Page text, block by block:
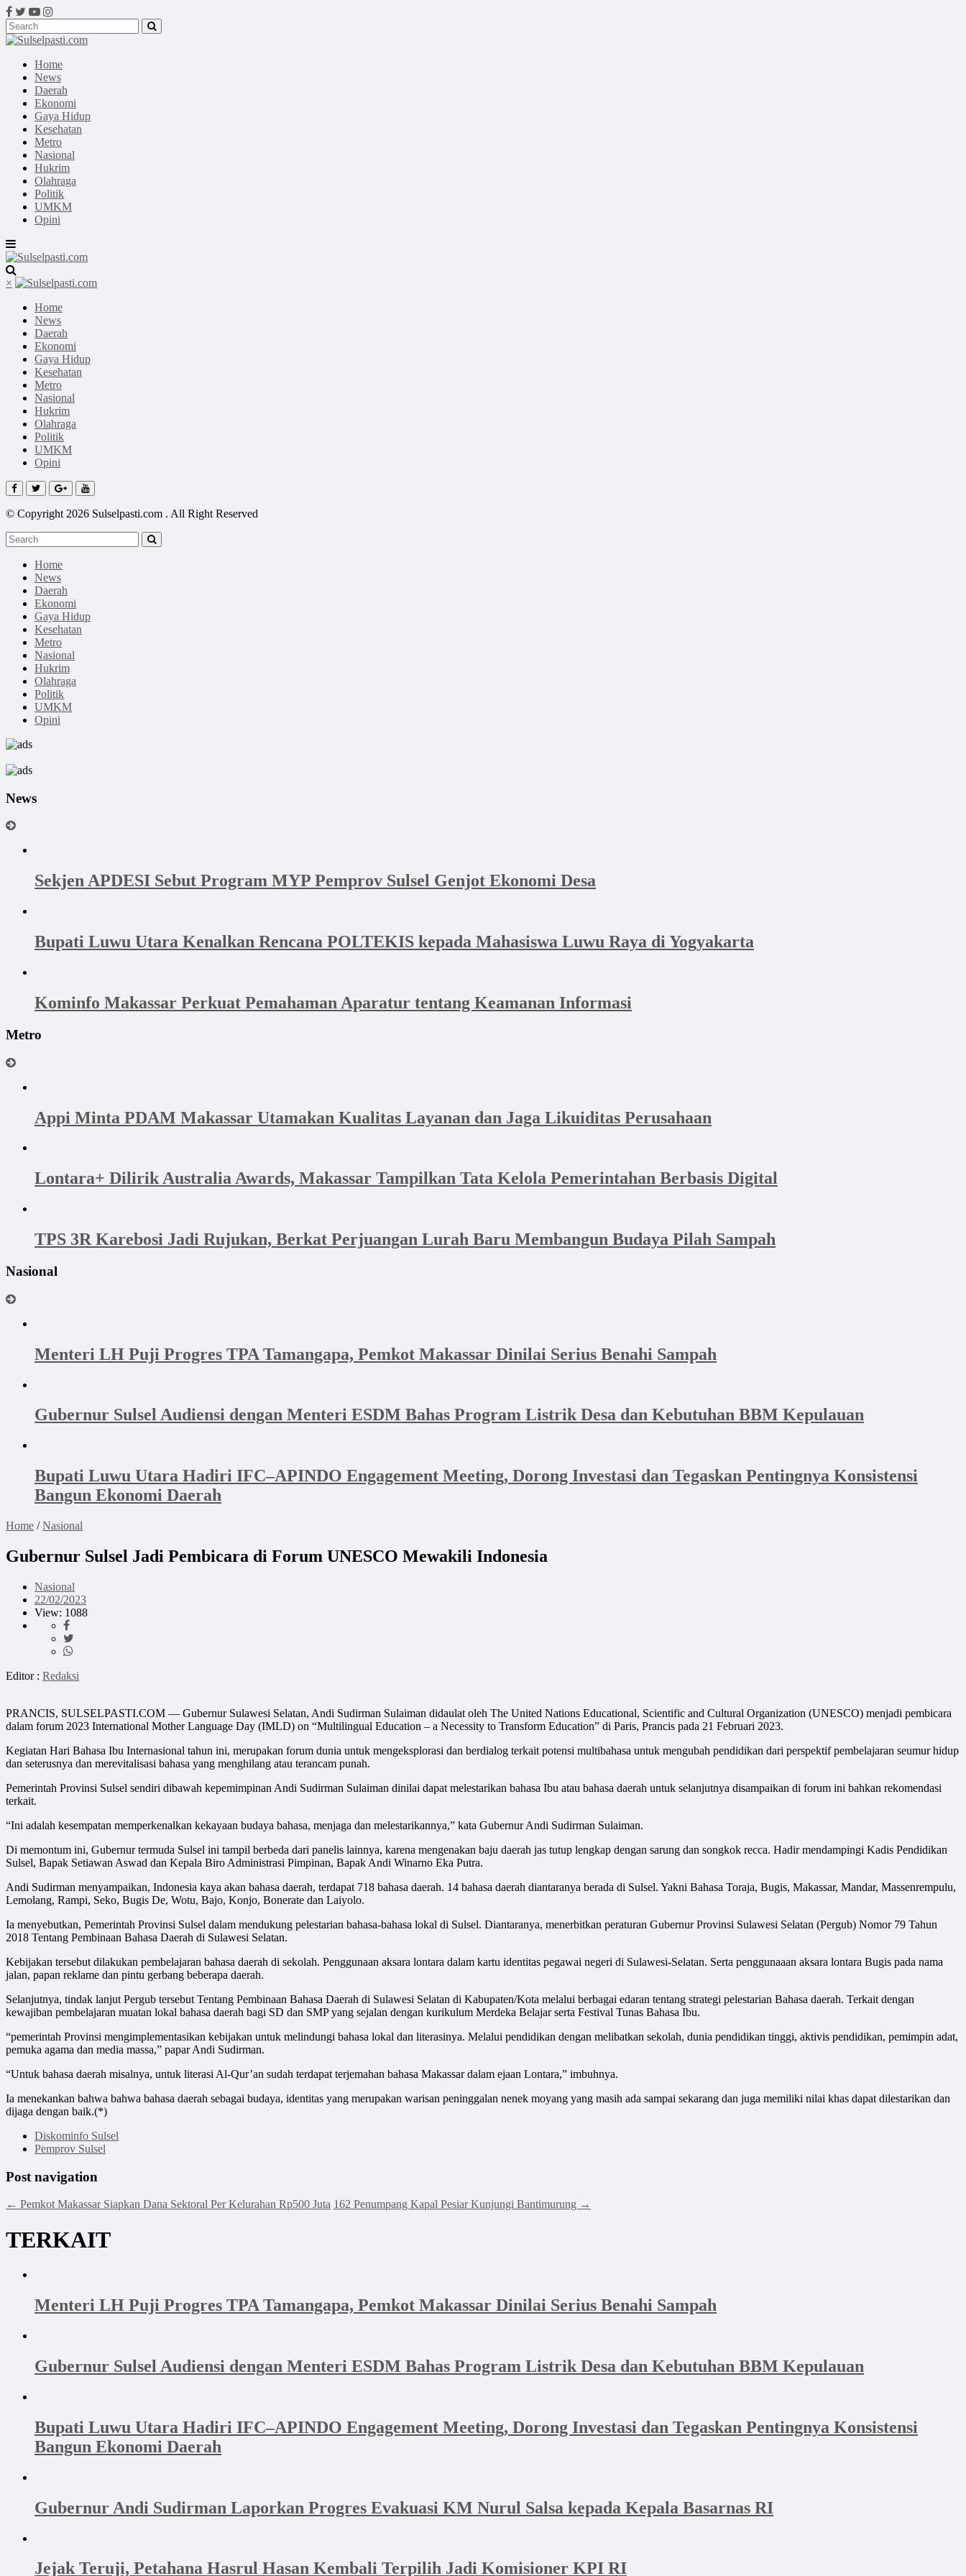
Home
News
Daerah
Ekonomi
Gaya Hidup
Kesehatan
Metro
Nasional
Hukrim
Olahraga
Politik
UMKM
Opini
×
Home
News
Daerah
Ekonomi
Gaya Hidup
Kesehatan
Metro
Nasional
Hukrim
Olahraga
Politik
UMKM
Opini
© Copyright 2026 Sulselpasti.com . All Right Reserved
Home
News
Daerah
Ekonomi
Gaya Hidup
Kesehatan
Metro
Nasional
Hukrim
Olahraga
Politik
UMKM
Opini
News
Sekjen APDESI Sebut Program MYP Pemprov Sulsel Genjot Ekonomi Desa
Bupati Luwu Utara Kenalkan Rencana POLTEKIS kepada Mahasiswa Luwu Raya di Yogyakarta
Kominfo Makassar Perkuat Pemahaman Aparatur tentang Keamanan Informasi
Metro
Appi Minta PDAM Makassar Utamakan Kualitas Layanan dan Jaga Likuiditas Perusahaan
Lontara+ Dilirik Australia Awards, Makassar Tampilkan Tata Kelola Pemerintahan Berbasis Digital
TPS 3R Karebosi Jadi Rujukan, Berkat Perjuangan Lurah Baru Membangun Budaya Pilah Sampah
Nasional
Menteri LH Puji Progres TPA Tamangapa, Pemkot Makassar Dinilai Serius Benahi Sampah
Gubernur Sulsel Audiensi dengan Menteri ESDM Bahas Program Listrik Desa dan Kebutuhan BBM Kepulauan
Bupati Luwu Utara Hadiri IFC–APINDO Engagement Meeting, Dorong Investasi dan Tegaskan Pentingnya Konsistensi
Bangun Ekonomi Daerah
Home /Nasional
Gubernur Sulsel Jadi Pembicara di Forum UNESCO Mewakili Indonesia
Nasional
22/02/2023
View: 1088
Editor : Redaksi
PRANCIS, SULSELPASTI.COM — Gubernur Sulawesi Selatan, Andi Sudirman Sulaiman didaulat oleh The United Nations Educational, Scientific and Cultural Organization (UNESCO) menjadi pembicara
dalam forum 2023 International Mother Language Day (IMLD) on “Multilingual Education – a Necessity to Transform Education” di Paris, Prancis pada 21 Februari 2023.
Kegiatan Hari Bahasa Ibu Internasional tahun ini, merupakan forum dunia untuk mengeksplorasi dan berdialog terkait potensi multibahasa untuk mengubah pendidikan dari perspektif pembelajaran seumur hidup
dan seterusnya dan merevitalisasi bahasa yang menghilang atau terancam punah.
Pemerintah Provinsi Sulsel sendiri dibawah kepemimpinan Andi Sudirman Sulaiman dinilai dapat melestarikan bahasa Ibu atau bahasa daerah untuk selanjutnya disampaikan di forum ini bahkan rekomendasi
terkait.
“Ini adalah kesempatan memperkenalkan kekayaan budaya bahasa, menjaga dan melestarikannya,” kata Gubernur Andi Sudirman Sulaiman.
Di memontum ini, Gubernur termuda Sulsel ini tampil berbeda dari panelis lainnya, karena mengenakan baju daerah jas tutup lengkap dengan sarung dan songkok recca. Hadir mendampingi Kadis Pendidikan
Sulsel, Bapak Setiawan Aswad dan Kepala Biro Administrasi Pimpinan, Bapak Andi Winarno Eka Putra.
Andi Sudirman menyampaikan, Indonesia kaya akan bahasa daerah, terdapat 718 bahasa daerah. 14 bahasa daerah diantaranya berada di Sulsel. Yakni Bahasa Toraja, Bugis, Makassar, Mandar, Massenrempulu,
Lemolang, Rampi, Seko, Bugis De, Wotu, Bajo, Konjo, Bonerate dan Laiyolo.
Ia menyebutkan, Pemerintah Provinsi Sulsel dalam mendukung pelestarian bahasa-bahasa lokal di Sulsel. Diantaranya, menerbitkan peraturan Gubernur Provinsi Sulawesi Selatan (Pergub) Nomor 79 Tahun
2018 Tentang Pembinaan Bahasa Daerah di Sulawesi Selatan.
Kebijakan tersebut dilakukan pembelajaran bahasa daerah di sekolah. Penggunaan aksara lontara dalam kartu identitas pegawai negeri di Sulawesi-Selatan. Serta penggunaaan aksara lontara Bugis pada nama
jalan, papan reklame dan pintu gerbang beberapa daerah.
Selanjutnya, tindak lanjut Pergub tersebut Tentang Pembinaan Bahasa Daerah di Sulawesi Selatan di Kabupaten/Kota melalui berbagai edaran tentang strategi pelestarian Bahasa daerah. Terkait dengan
kewajiban pembelajaran muatan lokal bahasa daerah bagi SD dan SMP yang sejalan dengan kurikulum Merdeka Belajar serta Festival Tunas Bahasa Ibu.
“pemerintah Provinsi mengimplementasikan kebijakan untuk melindungi bahasa lokal dan literasinya. Melalui pendidikan dengan melibatkan sekolah, dunia pendidikan tinggi, aktivis pendidikan, pemimpin adat,
pemuka agama dan media massa,” papar Andi Sudirman.
“Untuk bahasa daerah misalnya, untuk literasi Al-Qur’an sudah terdapat terjemahan bahasa Makassar dalam ejaan Lontara,” imbuhnya.
Ia menekankan bahwa bahwa bahasa daerah sebagai budaya, identitas yang merupakan warisan peninggalan nenek moyang yang masih ada sampai sekarang dan juga memiliki nilai khas dapat dilestarikan dan
dijaga dengan baik.(*)
Diskominfo Sulsel
Pemprov Sulsel
Post navigation
← Pemkot Makassar Siapkan Dana Sektoral Per Kelurahan Rp500 Juta 162 Penumpang Kapal Pesiar Kunjungi Bantimurung →
TERKAIT
Menteri LH Puji Progres TPA Tamangapa, Pemkot Makassar Dinilai Serius Benahi Sampah
Gubernur Sulsel Audiensi dengan Menteri ESDM Bahas Program Listrik Desa dan Kebutuhan BBM Kepulauan
Bupati Luwu Utara Hadiri IFC–APINDO Engagement Meeting, Dorong Investasi dan Tegaskan Pentingnya Konsistensi
Bangun Ekonomi Daerah
Gubernur Andi Sudirman Laporkan Progres Evakuasi KM Nurul Salsa kepada Kepala Basarnas RI
Jejak Teruji, Petahana Hasrul Hasan Kembali Terpilih Jadi Komisioner KPI RI